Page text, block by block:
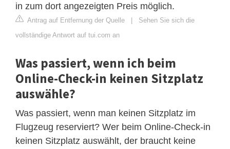
in zum dort angezeigten Preis möglich.
Antrag auf Entfernung der Quelle
Sehen Sie sich die
vollständige Antwort auf tui.com an
Was passiert, wenn ich beim
Online-Check-in keinen Sitzplatz
auswähle?
Was passiert, wenn man keinen Sitzplatz im
Flugzeug reserviert? Wer beim Online-Check-in
keinen Sitzplatz auswählt, der braucht keine